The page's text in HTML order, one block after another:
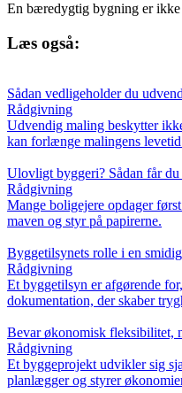
En bæredygtig bygning er ikke
Læs også:
Sådan vedligeholder du
Rådgivning
Udvendig maling beskytter
kan forlænge malingens
Ulovligt byggeri? Sådan får
Rådgivning
Mange boligejere opdager
maven og styr på papirerne.
Byggetilsynets rolle i en
Rådgivning
Et byggetilsyn er afgørende
dokumentation, der skaber
Bevar økonomisk fleksibilitet,
Rådgivning
Et byggeprojekt udvikler sig
planlægger og styrer